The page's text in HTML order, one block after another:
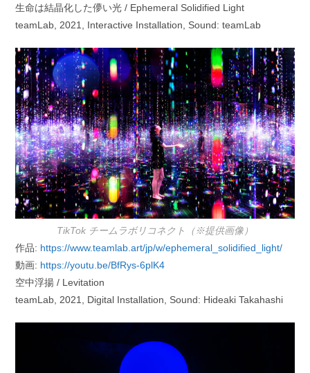
生命は結晶化した儚い光 / Ephemeral Solidified Light
teamLab, 2021, Interactive Installation, Sound: teamLab
TikTok チームラボリコネクト（※提供画像）
作品: https://www.teamlab.art/jp/w/ephemeral_solidified_light/
動画: https://youtu.be/BfRys-6plK4
空中浮揚 / Levitation
teamLab, 2021, Digital Installation, Sound: Hideaki Takahashi